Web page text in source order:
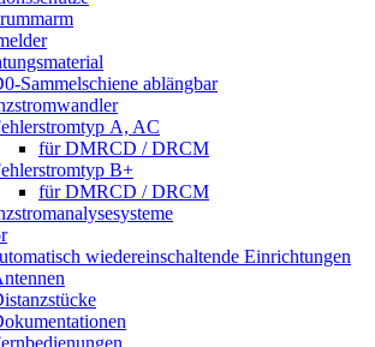
Sammelschiene ablängbar
A, AC
für DMRCD / DRCM
B+
für DMRCD / DRCM
wiedereinschaltende Einrichtungen